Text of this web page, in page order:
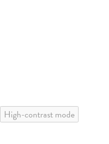
High-contrast mode